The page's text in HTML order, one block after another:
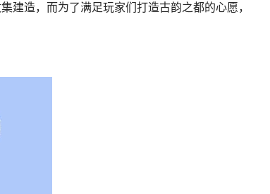
建造，而为了满足玩家们打造古韵之都的心愿，